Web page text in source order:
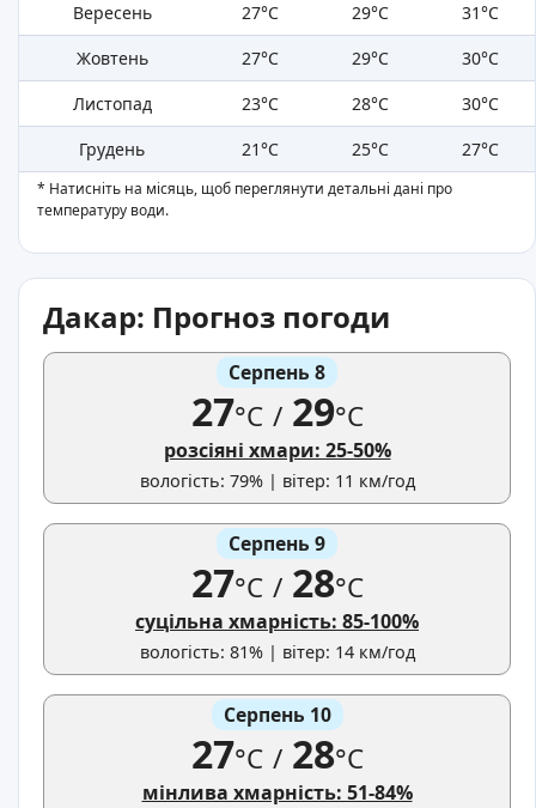
Вересень
27°C 29°C
31°C
Жовтень
27°C 29°C
30°C
Листопад
23°C 28°C
30°C
Грудень
21°C 25°C 27°C
* Натисніть на місяць, щоб переглянути детальні дані про
температуру води.
Дакар: Прогноз погоди
Серпень 8
27°C /29°C
розсіяні хмари: 25-50%
вологість: 79% | вітер: 11 км/год
Серпень 9
27°C /28°C
суцільна хмарність: 85-100%
вологість: 81% | вітер: 14 км/год
Серпень 10
27°C /28°C
мінлива хмарність: 51-84%